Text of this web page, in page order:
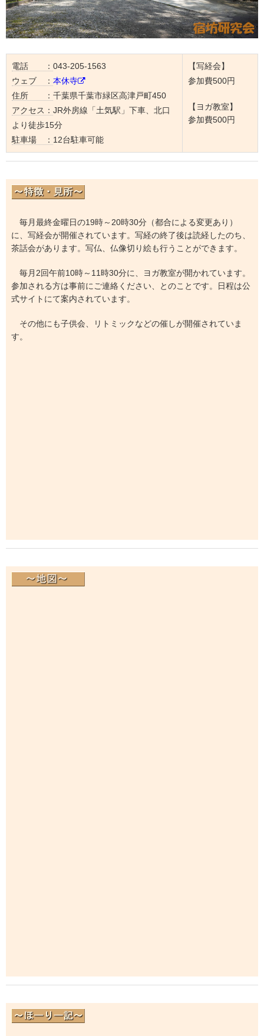
電話 ： 043-205-1563
ウェブ ： 本休寺
住所 ： 千葉県千葉市緑区高津戸町450
アクセス： JR外房線「土気駅」下車、北口
より徒歩15分
駐車場 ： 12台駐車可能
【写経会】
参加費500円
【ヨガ教室】
参加費500円
毎月最終金曜日の19時～20時30分（都合による変更あり）
に、写経会が開催されています。写経の終了後は読経したのち、
茶話会があります。写仏、仏像切り絵も行うことができます。
毎月2回午前10時～11時30分に、ヨガ教室が開かれています。
参加される方は事前にご連絡ください、とのことです。日程は公
式サイトにて案内されています。
その他にも子供会、リトミックなどの催しが開催されていま
す。